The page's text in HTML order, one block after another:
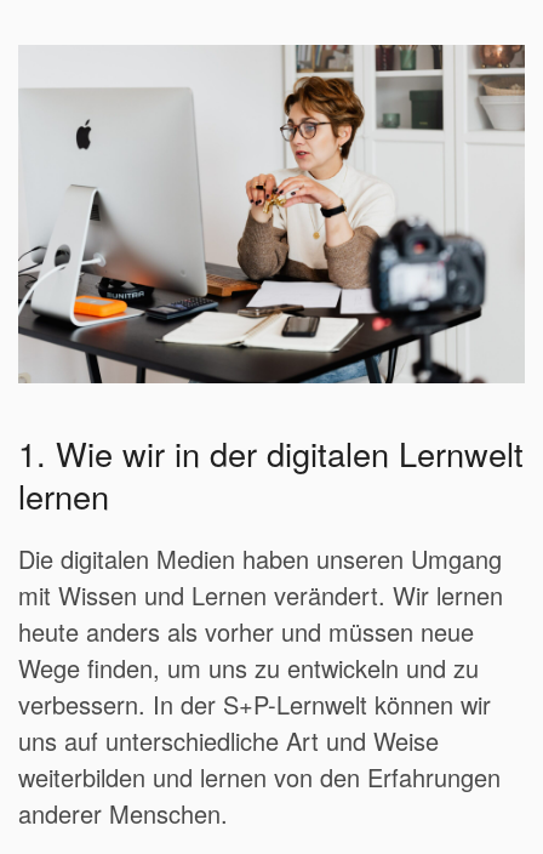
1. Wie wir in der digitalen Lernwelt
lernen
Die digitalen Medien haben unseren Umgang
mit Wissen und Lernen verändert. Wir lernen
heute anders als vorher und müssen neue
Wege finden, um uns zu entwickeln und zu
verbessern. In der S+P-Lernwelt können wir
uns auf unterschiedliche Art und Weise
weiterbilden und lernen von den Erfahrungen
anderer Menschen.